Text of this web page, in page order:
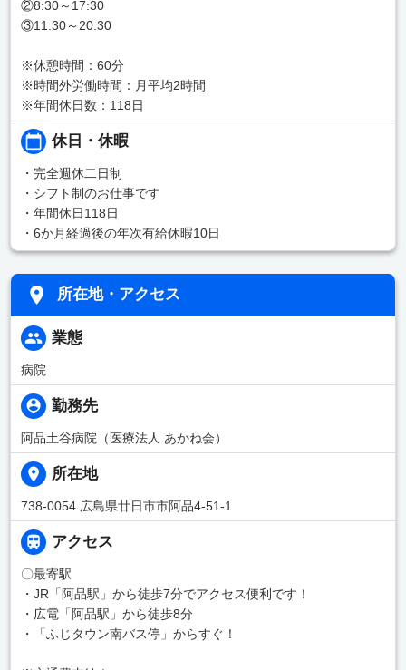
②8:30～17:30
③11:30～20:30
※休憩時間：60分
※時間外労働時間：月平均2時間
※年間休日数：118日
休日・休暇
・完全週休二日制
・シフト制のお仕事です
・年間休日118日
・6か月経過後の年次有給休暇10日
所在地・アクセス
業態
病院
勤務先
阿品土谷病院（医療法人 あかね会）
所在地
738-0054 広島県廿日市市阿品4-51-1
アクセス
〇最寄駅
・JR「阿品駅」から徒歩7分でアクセス便利です！
・広電「阿品駅」から徒歩8分
・「ふじタウン南バス停」からすぐ！